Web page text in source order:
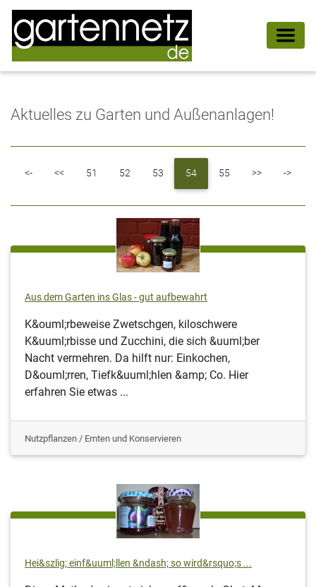
Aktuelles zu Garten und Außenanlagen!
<-First <<Previous
51 52 53 54 55 >>Next ->Last
Aus dem Garten ins Glas - gut aufbewahrt
K&ouml;rbeweise Zwetschgen, kiloschwere
K&uuml;rbisse und Zucchini, die sich &uuml;ber
Nacht vermehren. Da hilft nur: Einkochen,
D&ouml;rren, Tiefk&uuml;hlen &amp; Co. Hier
erfahren Sie etwas ...
Nutzpflanzen / Ernten und Konservieren
Hei&szlig; einf&uuml;llen &ndash; so wird&rsquo;s ...